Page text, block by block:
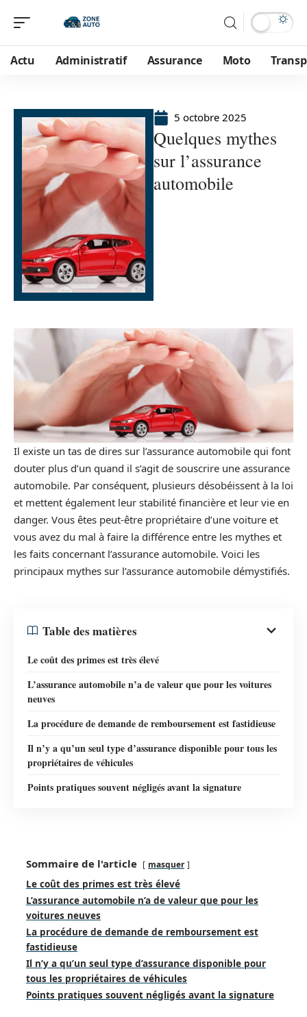
Actu Administratif Assurance Moto
5 octobre 2025
Quelques mythes
sur l’assurance
automobile
Il existe un tas de dires sur l’assurance automobile qui font
douter plus d’un quand il s’agit de souscrire une assurance
automobile. Par conséquent, plusieurs désobéissent à la loi
et mettent également leur stabilité financière et leur vie en
danger. Vous êtes peut-être propriétaire d’une voiture et
vous avez du mal à faire la différence entre les mythes et
les faits concernant l’assurance automobile. Voici les
principaux mythes sur l’assurance automobile démystifiés.
Table des matières
Le coût des primes est très élevé
L’assurance automobile n’a de valeur que pour les voitures
neuves
La procédure de demande de remboursement est fastidieuse
Il n’y a qu’un seul type d’assurance disponible pour tous les
propriétaires de véhicules
Points pratiques souvent négligés avant la signature
Sommaire de l'article masquer
Le coût des primes est très élevé
L’assurance automobile n’a de valeur que pour les
voitures neuves
La procédure de demande de remboursement est
fastidieuse
Il n’y a qu’un seul type d’assurance disponible pour
tous les propriétaires de véhicules
Points pratiques souvent négligés avant la signature